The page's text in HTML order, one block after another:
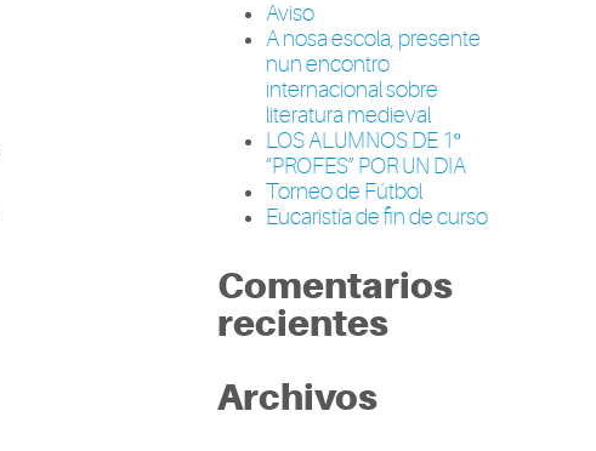
Aviso
A nosa escola, presente
nun encontro
internacional sobre
literatura medieval
LOS ALUMNOS DE 1º
“PROFES” POR UN DIA
Torneo de Fútbol
Eucaristía de fin de curso
Comentarios
recientes
Archivos